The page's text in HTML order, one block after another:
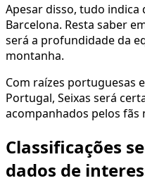
Apesar disso, tudo indica
Barcelona. Resta saber
será a profundidade da
montanha.
Com raízes portuguesas
Portugal, Seixas será
acompanhados pelos fãs
Classificações
dados de